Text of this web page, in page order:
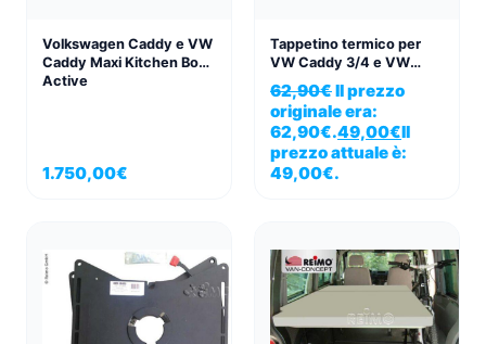
Volkswagen Caddy e VW
Caddy Maxi Kitchen Box
Active
1.750,00€
Tappetino termico per
VW Caddy 3/4 e VW
Caddy 3/4 Maxi, set da 3
pezzi.
62,90€Il prezzo
originale era:
62,90€.49,00€Il
prezzo attuale è:
49,00€.